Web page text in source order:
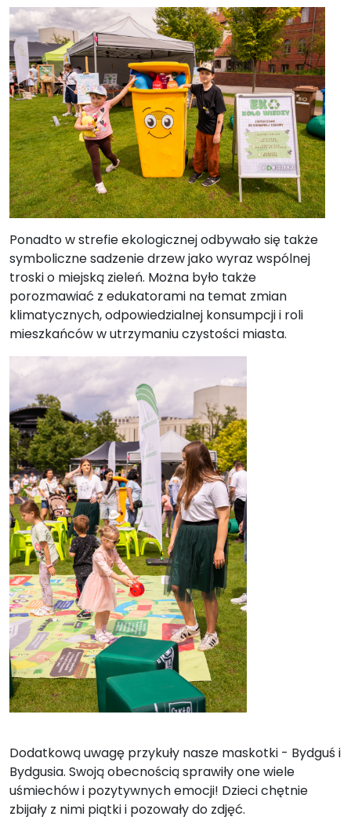
Ponadto w strefie ekologicznej odbywało się także
symboliczne sadzenie drzew jako wyraz wspólnej
troski o miejską zieleń. Można było także
porozmawiać z edukatorami na temat zmian
klimatycznych, odpowiedzialnej konsumpcji i roli
mieszkańców w utrzymaniu czystości miasta.
Dodatkową uwagę przykuły nasze maskotki - Bydguś i
Bydgusia. Swoją obecnością sprawiły one wiele
uśmiechów i pozytywnych emocji! Dzieci chętnie
zbijały z nimi piątki i pozowały do zdjęć.